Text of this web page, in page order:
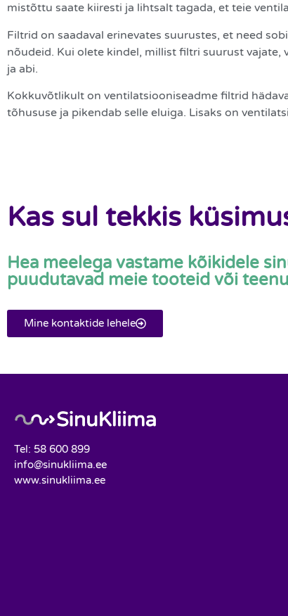
mistõttu saate kiiresti ja lihtsalt tagada, et teie
Filtrid on saadaval erinevates suurustes, et need
nõudeid. Kui olete kindel, millist filtri suurust
ja abi.
Kokkuvõtlikult on ventilatsiooniseadme filtrid
tõhususe ja pikendab selle eluiga. Lisaks on
Kas sul tekkis
Hea meelega vastame kõikidele
puudutavad meie tooteid või
Mine kontaktide lehele
Tel: 58 600 899
info@sinukliima.ee
www.sinukliima.ee